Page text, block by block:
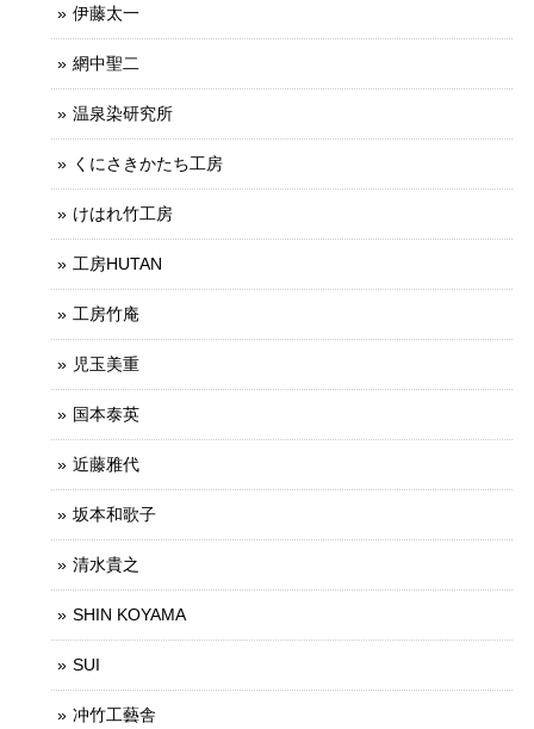
伊藤太一
網中聖二
温泉染研究所
くにさきかたち工房
けはれ竹工房
工房HUTAN
工房竹庵
児玉美重
国本泰英
近藤雅代
坂本和歌子
清水貴之
SHIN KOYAMA
SUI
冲竹工藝舎